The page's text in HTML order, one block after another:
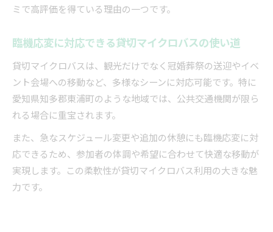
ミで高評価を得ている理由の一つです。
臨機応変に対応できる貸切マイクロバスの使い道
貸切マイクロバスは、観光だけでなく冠婚葬祭の送迎やイベ
ント会場への移動など、多様なシーンに対応可能です。特に
愛知県知多郡東浦町のような地域では、公共交通機関が限ら
れる場合に重宝されます。
また、急なスケジュール変更や追加の休憩にも臨機応変に対
応できるため、参加者の体調や希望に合わせて快適な移動が
実現します。この柔軟性が貸切マイクロバス利用の大きな魅
力です。